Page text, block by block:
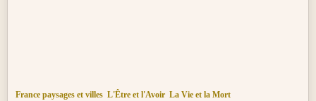
France paysages et villes L'Être et l'Avoir La Vie et la Mort